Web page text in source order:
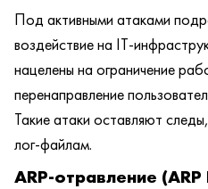
Под активными атаками
воздействие на IT-
нацелены на ограничение
перенаправление
Такие атаки оставляют
лог-файлам.
ARP-отравление